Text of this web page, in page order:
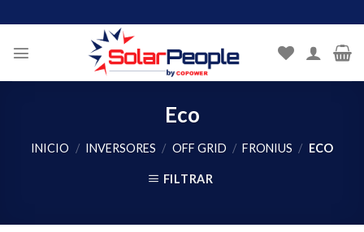
to
content
Eco
INICIO / INVERSORES / OFF GRID / FRONIUS / ECO
FILTRAR